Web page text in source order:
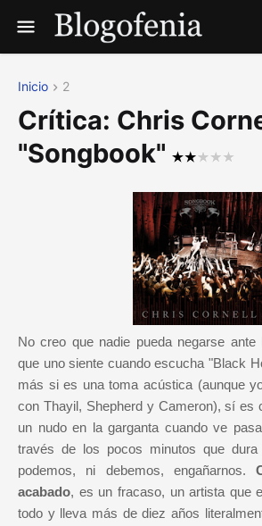
Inicio 2
Crítica: Chris
"Songbook"
No creo que nadie pueda negarse ante
que uno siente cuando escucha "Black
más si es una toma acústica (aunque
con Thayil, Shepherd y Cameron), sí es
un nudo en la garganta cuando ve
través de los pocos minutos que
podemos, ni debemos, engañarnos.
acabado, es un fracaso, un artista que
todo y lleva más de diez años